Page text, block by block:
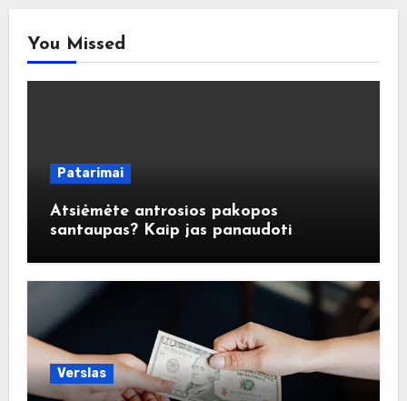
You Missed
Patarimai
Atsiėmėte antrosios pakopos
santaupas? Kaip jas panaudoti
Verslas